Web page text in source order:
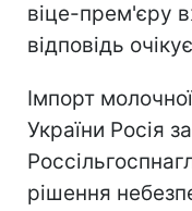
віце-прем'єру
відповідь
Імпорт
України Росія
рішення